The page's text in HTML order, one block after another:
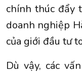
chính thúc đẩy
doanh nghiệp
của giới đầu tư
Dù vậy, các